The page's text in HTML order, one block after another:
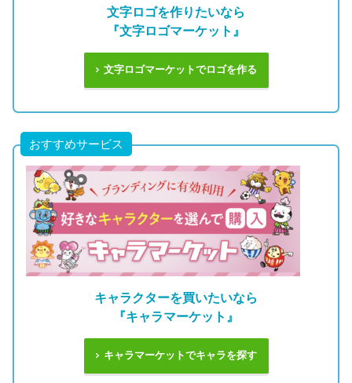
文字ロゴを作りたいなら
『文字ロゴマーケット』
文字ロゴマーケットでロゴを作る
おすすめサービス
キャラクターを買いたいなら
『キャラマーケット』
キャラマーケットでキャラを探す